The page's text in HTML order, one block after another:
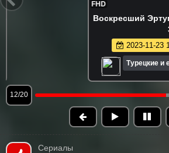
Воскресший Эртугрул.
2023-11-23 16:53
Турецкие и
12/20
Сериалы